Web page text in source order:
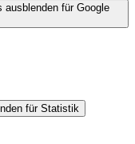
ausblenden für Google
für Statistik